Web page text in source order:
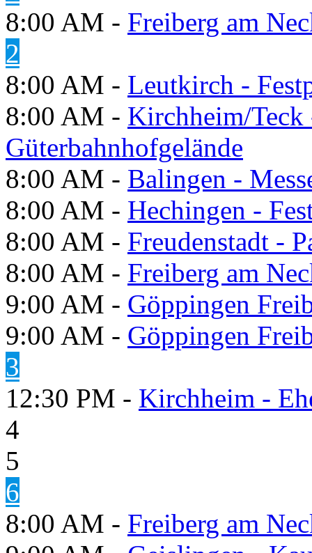
8:00 AM - Freiberg am
2
8:00 AM - Leutkirch -
8:00 AM - Kirchheim/Teck
Güterbahnhofgelände
8:00 AM - Balingen -
8:00 AM - Hechingen -
8:00 AM - Freudenstadt -
8:00 AM - Freiberg am
9:00 AM - Göppingen
9:00 AM - Göppingen
3
12:30 PM - Kirchheim -
4
5
6
8:00 AM - Freiberg am